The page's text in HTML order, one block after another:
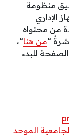
منظومة
الإداري
من محتواه
من هنا“،
للبدء
الموحد